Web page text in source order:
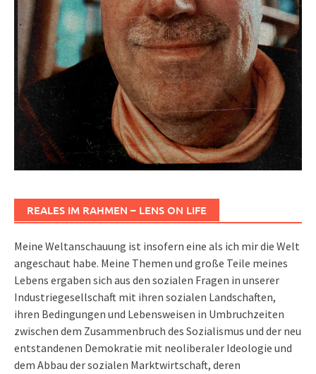
REALES IM RAHMEN – LENS ON LIFE
Meine Weltanschauung ist insofern eine als ich mir die Welt
angeschaut habe. Meine Themen und große Teile meines
Lebens ergaben sich aus den sozialen Fragen in unserer
Industriegesellschaft mit ihren sozialen Landschaften,
ihren Bedingungen und Lebensweisen in Umbruchzeiten
zwischen dem Zusammenbruch des Sozialismus und der neu
entstandenen Demokratie mit neoliberaler Ideologie und
dem Abbau der sozialen Marktwirtschaft, deren